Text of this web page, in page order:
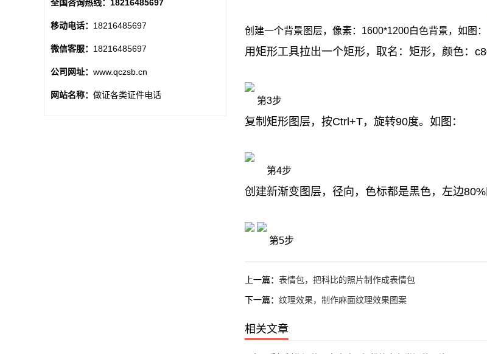
创建一个背景图层，像素：1600*1200白色背景，如图：
用矩形工具拉出一个矩形，取名：矩形，颜色：
第3步
复制矩形图层，按Ctrl+T，旋转90度。如图：
第4步
创建新渐变图层，径向，色标都是黑色，左边
第5步
上一篇： 表情包，把科比的照片制作成表情包
下一篇： 纹理效果，制作麻面纹理效果图案
相关文章
全国咨询热线： 18216485697
移动电话： 18216485697
微信客服： 18216485697
公司网址： www.qczsb.cn
网站名称： 做证各类证件电话